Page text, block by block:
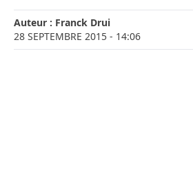
Auteur : Franck Drui
28 SEPTEMBRE 2015 - 14:06